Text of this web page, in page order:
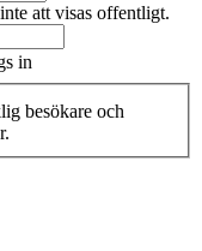
att visas offentligt.
in
besökare och